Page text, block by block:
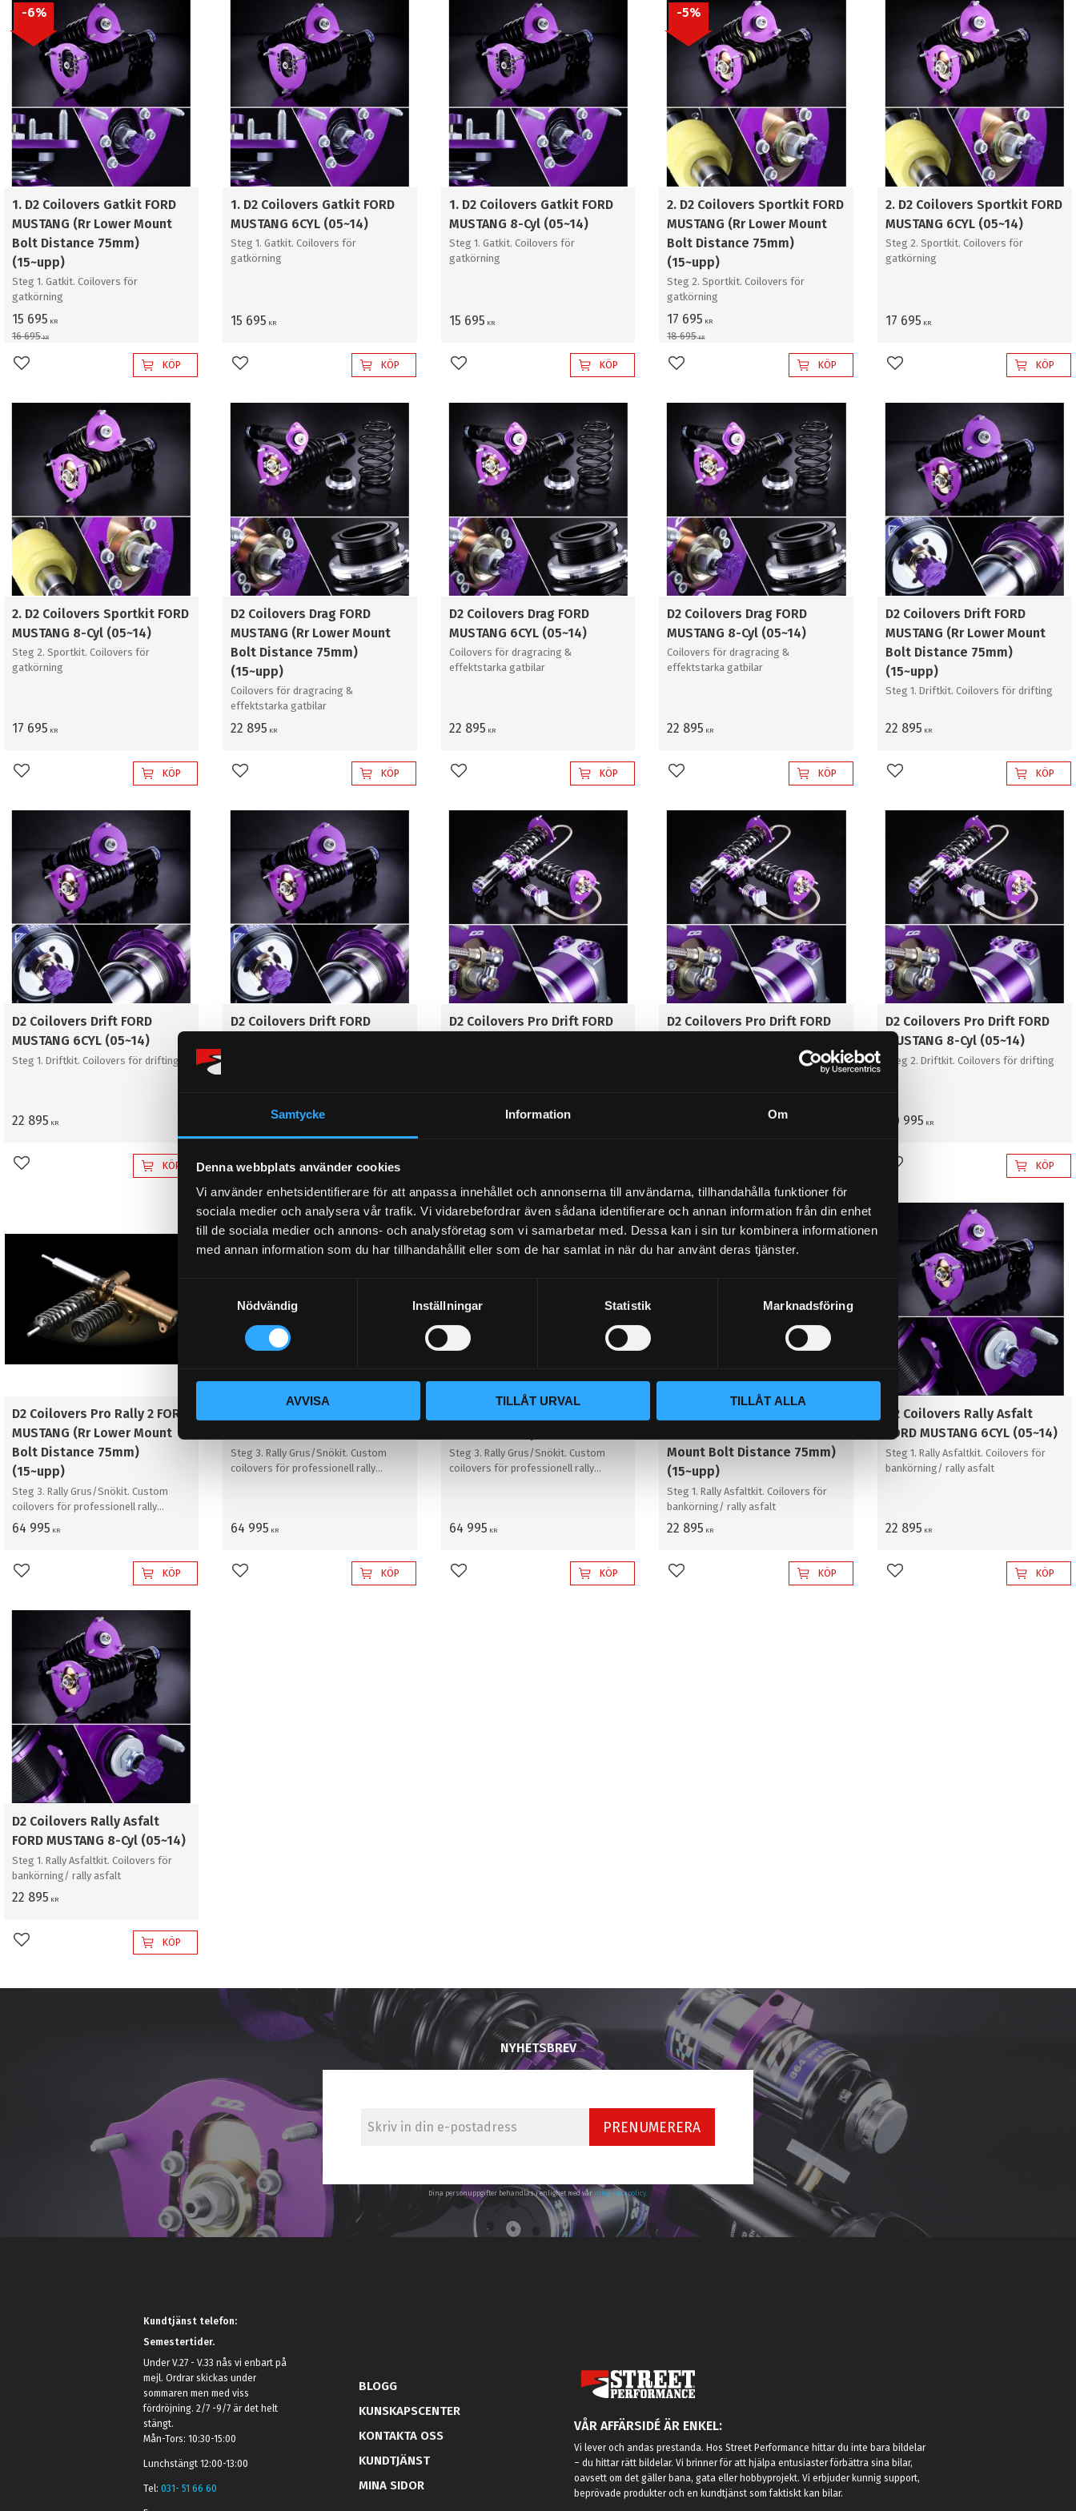
Samtycke Information Om
Denna webbplats använder cookies
Vi använder enhetsidentifierare för att anpassa innehållet och annonserna till användarna, tillhandahålla funktioner för
sociala medier och analysera vår trafik. Vi vidarebefordrar även sådana identifierare och annan information från din enhet
till de sociala medier och annons- och analysföretag som vi samarbetar med. Dessa kan i sin tur kombinera informationen
med annan information som du har tillhandahållit eller som de har samlat in när du har använt deras tjänster.
y
e
s
Nödvändig Inställningar Statistik Marknadsföring
AVVISA TILLÅT URVAL TILLÅT ALLA
Rally asfalt
Rally grus / snö
Pro Rally 2
Rally asfalt
Sportkit
1. D2 Coilovers Gatkit FORD
MUSTANG (Rr Lower Mount
Bolt Distance 75mm)
(15~upp)
Steg 1. Gatkit. Coilovers för
gatkörning
15 695 KR
16 695KR
6%
Lägg till i favoriter KÖP
1. D2 Coilovers Gatkit FORD
MUSTANG 6CYL (05~14)
Steg 1. Gatkit. Coilovers för
gatkörning
15 695 KR
Lägg till i favoriter KÖP
1. D2 Coilovers Gatkit FORD
MUSTANG 8-Cyl (05~14)
Steg 1. Gatkit. Coilovers för
gatkörning
15 695 KR
Lägg till i favoriter KÖP
2. D2 Coilovers Sportkit FORD
MUSTANG (Rr Lower Mount
Bolt Distance 75mm)
(15~upp)
Steg 2. Sportkit. Coilovers för
gatkörning
17 695 KR
18 695KR
5%
Lägg till i favoriter KÖP
2. D2 Coilovers Sportkit FORD
MUSTANG 6CYL (05~14)
Steg 2. Sportkit. Coilovers för
gatkörning
17 695 KR
Lägg till i favoriter KÖP
2. D2 Coilovers Sportkit FORD
MUSTANG 8-Cyl (05~14)
Steg 2. Sportkit. Coilovers för
gatkörning
17 695 KR
Lägg till i favoriter KÖP
D2 Coilovers Drag FORD
MUSTANG (Rr Lower Mount
Bolt Distance 75mm)
(15~upp)
Coilovers för dragracing &
effektstarka gatbilar
22 895 KR
Lägg till i favoriter KÖP
D2 Coilovers Drag FORD
MUSTANG 6CYL (05~14)
Coilovers för dragracing &
effektstarka gatbilar
22 895 KR
Lägg till i favoriter KÖP
D2 Coilovers Drag FORD
MUSTANG 8-Cyl (05~14)
Coilovers för dragracing &
effektstarka gatbilar
22 895 KR
Lägg till i favoriter KÖP
D2 Coilovers Drift FORD
MUSTANG (Rr Lower Mount
Bolt Distance 75mm)
(15~upp)
Steg 1. Driftkit. Coilovers för drifting
22 895 KR
Lägg till i favoriter KÖP
D2 Coilovers Drift FORD
MUSTANG 6CYL (05~14)
Steg 1. Driftkit. Coilovers för drifting
22 895 KR
Lägg till i favoriter KÖP
D2 Coilovers Drift FORD
Lägg till i favoriter KÖP
D2 Coilovers Pro Drift FORD
D2 Coilovers Pro Drift FORD
Steg 2. Driftkit. Coilovers för drifting
D2 Coilovers Pro Drift FORD
MUSTANG 8-Cyl (05~14)
Steg 2. Driftkit. Coilovers för drifting
40 995 KR
Lägg till i favoriter KÖP
D2 Coilovers Pro Rally 2 FORD
MUSTANG (Rr Lower Mount
Bolt Distance 75mm)
(15~upp)
Steg 3. Rally Grus/Snökit. Custom
coilovers för professionell rally
grus/snö
64 995 KR
Lägg till i favoriter KÖP
Steg 3. Rally Grus/Snökit. Custom
coilovers för professionell rally
64 995 KR
Lägg till i favoriter KÖP
Steg 3. Rally Grus/Snökit. Custom
coilovers för professionell rally
64 995 KR
Lägg till i favoriter KÖP
Mount Bolt Distance 75mm)
(15~upp)
Steg 1. Rally Asfaltkit. Coilovers för
bankörning/ rally asfalt
22 895 KR
Lägg till i favoriter KÖP
D2 Coilovers Rally Asfalt
FORD MUSTANG 6CYL (05~14)
Steg 1. Rally Asfaltkit. Coilovers för
bankörning/ rally asfalt
22 895 KR
Lägg till i favoriter KÖP
D2 Coilovers Rally Asfalt
FORD MUSTANG 8-Cyl (05~14)
Steg 1. Rally Asfaltkit. Coilovers för
bankörning/ rally asfalt
22 895 KR
Lägg till i favoriter KÖP
NYHETSBREV
PRENUMERERA
Dina personuppgifter behandlas i enlighet med vår integritetspolicy
Kundtjänst telefon:
Semestertider.
Under V.27 - V.33 nås vi enbart på
mejl. Ordrar skickas under
sommaren men med viss
fördröjning. 2/7 -9/7 är det helt
stängt.
Mån-Tors: 10:30-15:00
Lunchstängt 12:00-13:00
Tel:031- 51 66 60
BLOGG
KUNSKAPSCENTER
KONTAKTA OSS
KUNDTJÄNST
MINA SIDOR
VÅR AFFÄRSIDÉ ÄR ENKEL:
Vi lever och andas prestanda. Hos Street Performance hittar du inte bara bildelar
– du hittar rätt bildelar. Vi brinner för att hjälpa entusiaster förbättra sina bilar,
oavsett om det gäller bana, gata eller hobbyprojekt. Vi erbjuder kunnig support,
beprövade produkter och en kundtjänst som faktiskt kan bilar.